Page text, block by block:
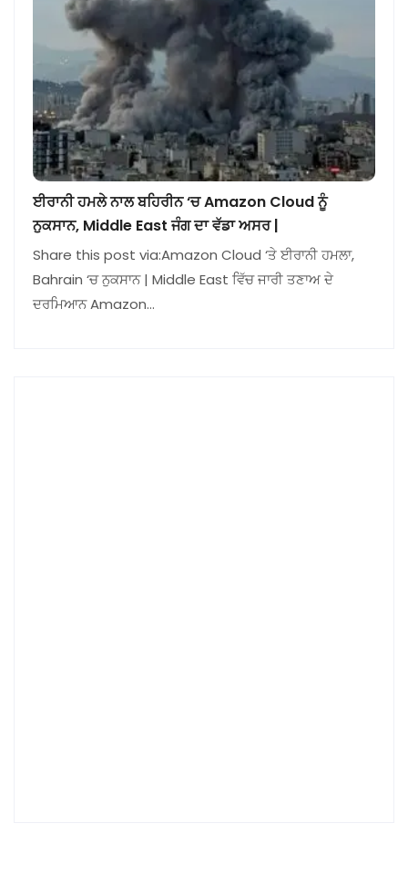
ਈਰਾਨੀ ਹਮਲੇ ਨਾਲ ਬਹਿਰੀਨ ‘ਚ Amazon Cloud ਨੂੰ
ਨੁਕਸਾਨ, Middle East ਜੰਗ ਦਾ ਵੱਡਾ ਅਸਰ |
Share this post via:Amazon Cloud ‘ਤੇ ਈਰਾਨੀ ਹਮਲਾ,
Bahrain ‘ਚ ਨੁਕਸਾਨ | Middle East ਵਿੱਚ ਜਾਰੀ ਤਣਾਅ ਦੇ
ਦਰਮਿਆਨ Amazon…